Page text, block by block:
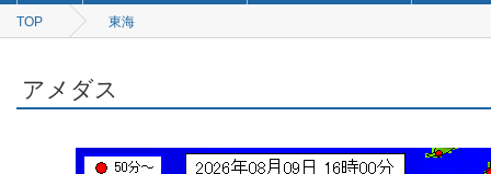
今日明日の天気
ポイント予報
週間天気予報
寒・暖候期予報
TOP 東海
アメダス